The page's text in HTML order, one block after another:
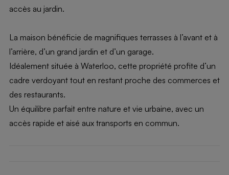
accès au jardin.
La maison bénéficie de magnifiques terrasses à l’avant et à
l’arrière, d’un grand jardin et d’un garage.
Idéalement située à Waterloo, cette propriété profite d’un
cadre verdoyant tout en restant proche des commerces et
des restaurants.
Un équilibre parfait entre nature et vie urbaine, avec un
accès rapide et aisé aux transports en commun.